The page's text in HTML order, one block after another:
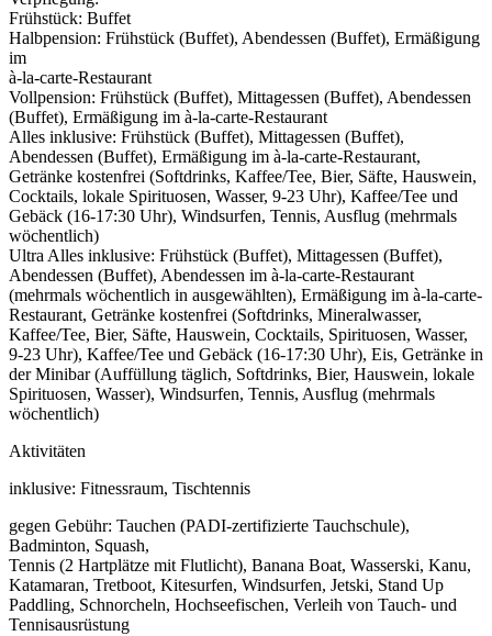
Frühstück: Buffet
Halbpension: Frühstück (Buffet), Abendessen (Buffet), Ermäßigung
im
à-la-carte-Restaurant
Vollpension: Frühstück (Buffet), Mittagessen (Buffet), Abendessen
(Buffet), Ermäßigung im à-la-carte-Restaurant
Alles inklusive: Frühstück (Buffet), Mittagessen (Buffet),
Abendessen (Buffet), Ermäßigung im à-la-carte-Restaurant,
Getränke kostenfrei (Softdrinks, Kaffee/Tee, Bier, Säfte, Hauswein,
Cocktails, lokale Spirituosen, Wasser, 9-23 Uhr), Kaffee/Tee und
Gebäck (16-17:30 Uhr), Windsurfen, Tennis, Ausflug (mehrmals
wöchentlich)
Ultra Alles inklusive: Frühstück (Buffet), Mittagessen (Buffet),
Abendessen (Buffet), Abendessen im à-la-carte-Restaurant
(mehrmals wöchentlich in ausgewählten), Ermäßigung im à-la-carte-
Restaurant, Getränke kostenfrei (Softdrinks, Mineralwasser,
Kaffee/Tee, Bier, Säfte, Hauswein, Cocktails, Spirituosen, Wasser,
9-23 Uhr), Kaffee/Tee und Gebäck (16-17:30 Uhr), Eis, Getränke in
der Minibar (Auffüllung täglich, Softdrinks, Bier, Hauswein, lokale
Spirituosen, Wasser), Windsurfen, Tennis, Ausflug (mehrmals
wöchentlich)
Aktivitäten
inklusive: Fitnessraum, Tischtennis
gegen Gebühr: Tauchen (PADI-zertifizierte Tauchschule),
Badminton, Squash,
Tennis (2 Hartplätze mit Flutlicht), Banana Boat, Wasserski, Kanu,
Katamaran, Tretboot, Kitesurfen, Windsurfen, Jetski, Stand Up
Paddling, Schnorcheln, Hochseefischen, Verleih von Tauch- und
Tennisausrüstung